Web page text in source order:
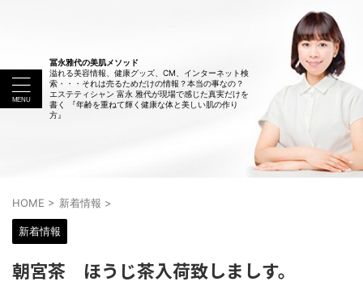
冨永雅代の美肌メソッド
溢れる美容情報、健康グッズ、CM、インターネット検
索・・・それは売るためだけの情報？本当の事なの？
エステティシャン 富永 雅代が現場で感じた真実だけを
書く 『年齢を重ねて輝く健康な体と美しい肌の作り
方』
HOME > 新着情報 >
新着情報
朝宮茶 ほうじ茶入荷致しましす。